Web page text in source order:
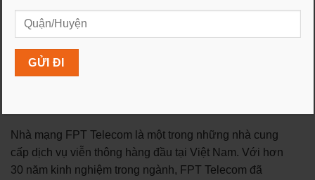
mình, như xem YouTube, Netflix, Facebook, và nhiều
ứng dụng khác.
Lắp Mạng FPT tai nha
Nhà mạng FPT Telecom là một trong những nhà cung
cấp dịch vụ viễn thông hàng đầu tại Việt Nam. Với hơn
30 năm kinh nghiệm trong ngành, FPT Telecom đã